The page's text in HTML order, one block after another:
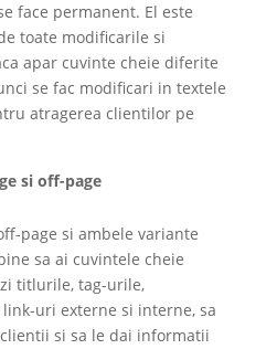
face permanent. El este
toate modificarile si
apar cuvinte cheie diferite
se fac modificari in textele
atragerea clientilor pe
si off-page
page si ambele variante
sa ai cuvintele cheie
titlurile, tag-urile,
uri externe si interne, sa
si sa le dai informatii